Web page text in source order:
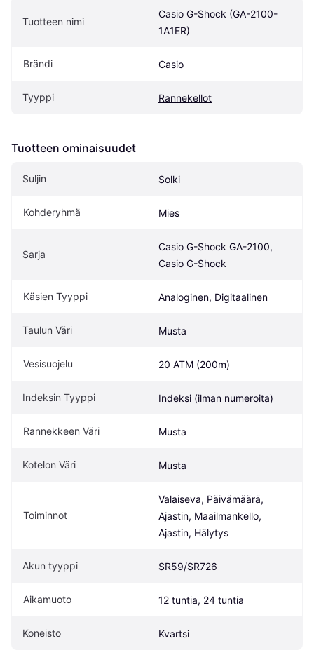
Tuotteen nimi
Casio G-Shock (GA-2100-
1A1ER)
Brändi Casio
Tyyppi Rannekellot
Tuotteen ominaisuudet
Suljin Solki
Kohderyhmä Mies
Sarja
Casio G-Shock GA-2100,
Casio G-Shock
Käsien Tyyppi Analoginen, Digitaalinen
Taulun Väri Musta
Vesisuojelu 20 ATM (200m)
Indeksin Tyyppi Indeksi (ilman numeroita)
Rannekkeen Väri Musta
Kotelon Väri Musta
Toiminnot
Valaiseva, Päivämäärä,
Ajastin, Maailmankello,
Ajastin, Hälytys
Akun tyyppi SR59/SR726
Aikamuoto 12 tuntia, 24 tuntia
Koneisto Kvartsi